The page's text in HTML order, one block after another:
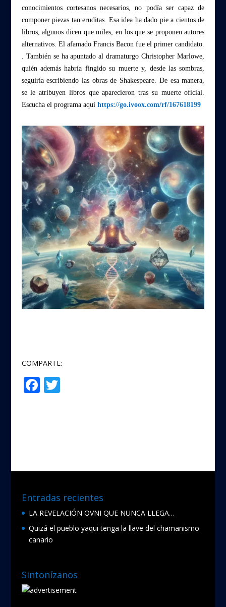
conocimientos cortesanos necesarios, no podía ser capaz de
componer piezas tan eruditas. Esa idea ha dado pie a cientos de
libros, algunos dicen que miles, en los que se proponen autores
alternativos. El afamado Francis Bacon fue el primer candidato.
. También se ha apuntado al dramaturgo Christopher Marlowe,
quién además habría fingido su muerte y, desde las sombras,
seguiría escribiendo las obras de Shakespeare. De esa manera,
se le atribuyen libros que aparecieron tras su muerte oficial.
Escucha el programa aquí https://go.ivoox.com/rf/167618199
COMPARTE:
F
o
T
Entradas recientes
LA REVELACIÓN OVNI QUE NUNCA LLEGA…
Quizá el pueblo yaqui tenga la llave del chamanismo
canario
Sintonízanos